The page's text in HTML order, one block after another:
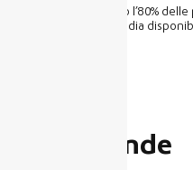
È sempre garantito l’80%
dei media
Cosa rende